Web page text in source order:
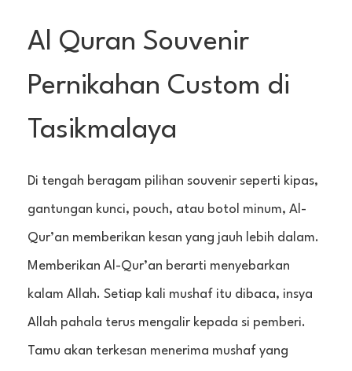
Al Quran Souvenir
Pernikahan Custom di
Tasikmalaya
Di tengah beragam pilihan souvenir seperti kipas,
gantungan kunci, pouch, atau botol minum, Al-
Qur’an memberikan kesan yang jauh lebih dalam.
Memberikan Al-Qur’an berarti menyebarkan
kalam Allah. Setiap kali mushaf itu dibaca, insya
Allah pahala terus mengalir kepada si pemberi.
Tamu akan terkesan menerima mushaf yang